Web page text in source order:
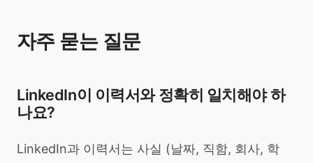
자주 묻는 질문
LinkedIn이 이력서와 정확히 일치해야 하
나요?
LinkedIn과 이력서는 사실 (날짜, 직함, 회사, 학